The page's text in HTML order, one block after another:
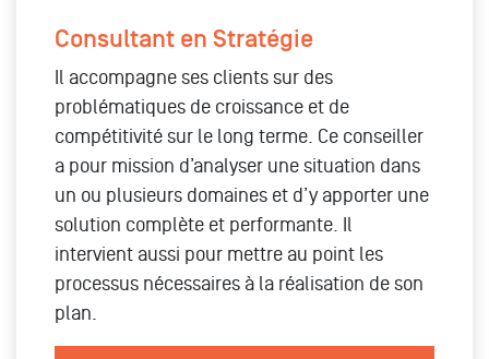
Consultant en Stratégie
Il accompagne ses clients sur des
problématiques de croissance et de
compétitivité sur le long terme. Ce conseiller
a pour mission d’analyser une situation dans
un ou plusieurs domaines et d’y apporter une
solution complète et performante. Il
intervient aussi pour mettre au point les
processus nécessaires à la réalisation de son
plan.